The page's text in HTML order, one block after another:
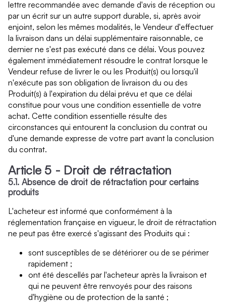
lettre recommandée avec demande d'avis de réception ou
par un écrit sur un autre support durable, si, après avoir
enjoint, selon les mêmes modalités, le Vendeur d'effectuer
la livraison dans un délai supplémentaire raisonnable, ce
dernier ne s'est pas exécuté dans ce délai. Vous pouvez
également immédiatement résoudre le contrat lorsque le
Vendeur refuse de livrer le ou les Produit(s) ou lorsqu'il
n'exécute pas son obligation de livraison du ou des
Produit(s) à l'expiration du délai prévu et que ce délai
constitue pour vous une condition essentielle de votre
achat. Cette condition essentielle résulte des
circonstances qui entourent la conclusion du contrat ou
d'une demande expresse de votre part avant la conclusion
du contrat.
Article 5 - Droit de rétractation
5.1. Absence de droit de rétractation pour certains
produits
L'acheteur est informé que conformément à la
réglementation française en vigueur, le droit de rétractation
ne peut pas être exercé s'agissant des Produits qui :
sont susceptibles de se détériorer ou de se périmer
rapidement ;
ont été descellés par l'acheteur après la livraison et
qui ne peuvent être renvoyés pour des raisons
d'hygiène ou de protection de la santé ;